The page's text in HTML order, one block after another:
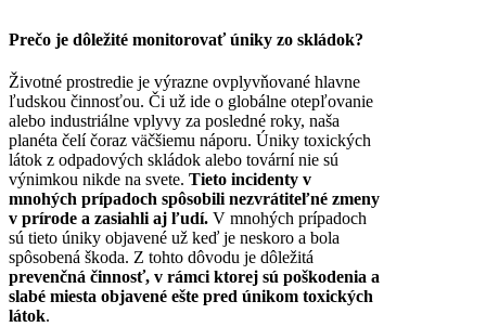
Prečo je dôležité monitorovať úniky zo skládok?
Životné prostredie je výrazne ovplyvňované hlavne
ľudskou činnosťou. Či už ide o globálne otepľovanie
alebo industriálne vplyvy za posledné roky, naša
planéta čelí čoraz väčšiemu náporu. Úniky toxických
látok z odpadových skládok alebo tovární nie sú
výnimkou nikde na svete. Tieto incidenty v
mnohých prípadoch spôsobili nezvrátiteľné zmeny
v prírode a zasiahli aj ľudí. V mnohých prípadoch
sú tieto úniky objavené už keď je neskoro a bola
spôsobená škoda. Z tohto dôvodu je dôležitá
prevenčná činnosť, v rámci ktorej sú poškodenia a
slabé miesta objavené ešte pred únikom toxických
látok.